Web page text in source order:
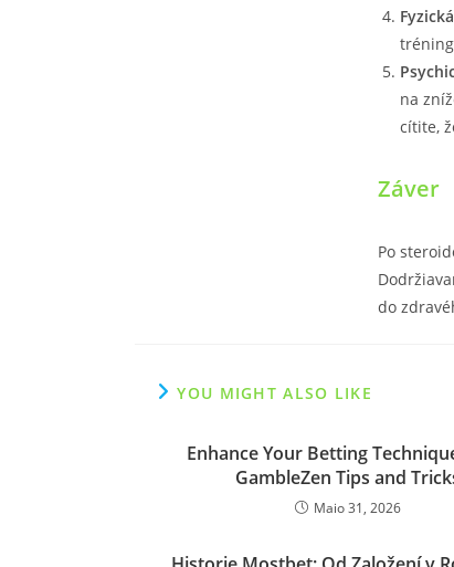
na
cítite,
Záver
Po
do
YOU MIGHT ALSO LIKE
Enhance Your Betting
GambleZen Tips and
Maio 31, 2026